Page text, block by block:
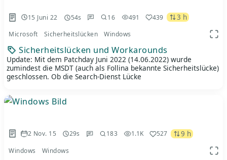
15 Juni 22 54s 16 491 439 3 h
Microsoft Sicherheitslücken Windows
Sicherheitslücken und Workarounds
Update: Mit dem Patchday Juni 2022 (14.06.2022) wurde
zumindest die MSDT (auch als Follina bekannte Sicherheitslücke)
geschlossen. Ob die Search-Dienst Lücke
2 Nov. 15 29s 183 1.1K 527 9 h
Windows Windows